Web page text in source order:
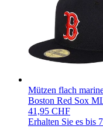
Mützen flach
Boston Red Sox
41,95 CHF
Erhalten Sie es bis